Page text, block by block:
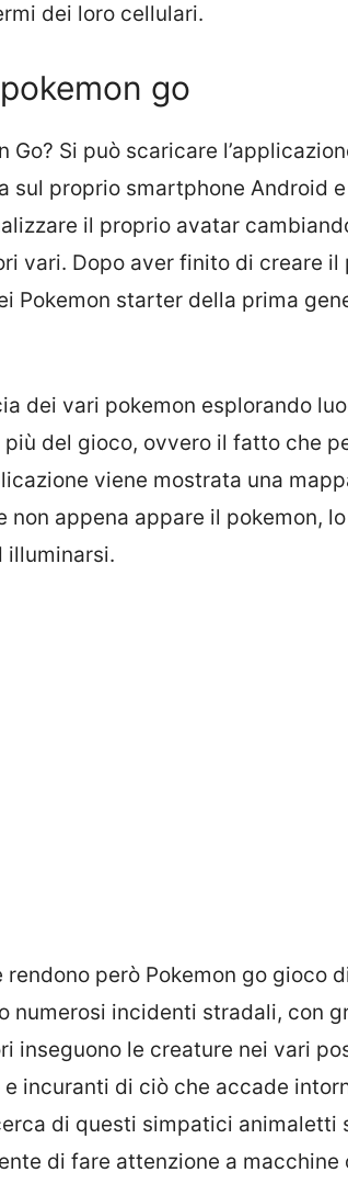
dei loro cellulari.
go
Go? Si può scaricare
sul proprio smartphone Android
il proprio avatar
vari. Dopo aver finito di creare il
Pokemon starter della prima
dei vari pokemon esplorando
del gioco, ovvero il fatto che
viene mostrata una
non appena appare il pokemon,
illuminarsi.
però Pokemon go gioco
numerosi incidenti stradali, con
inseguono le creature nei vari
incuranti di ciò che accade
di questi simpatici animaletti
di fare attenzione a macchine